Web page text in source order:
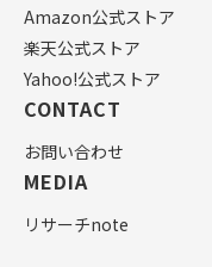
Amazon公式ストア
楽天公式ストア
Yahoo!公式ストア
CONTACT
お問い合わせ
MEDIA
リサーチnote